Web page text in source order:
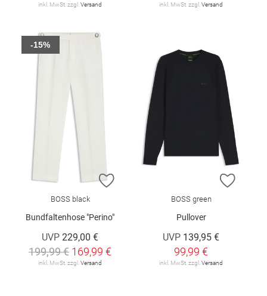
inkl. MwSt. zzgl. Versand inkl. MwSt. zzgl. Versand
ZUR WUNSCHLISTE HINZUFÜGEN
BOSS black
Bundfaltenhose "Perino"
UVP 229,00 €
199,99 € 169,99 €
inkl. MwSt. zzgl. Versand
-15%
ZUR
BOSS green
Pullover
UVP 139,95 €
99,99 €
inkl. MwSt. zzgl. Versand